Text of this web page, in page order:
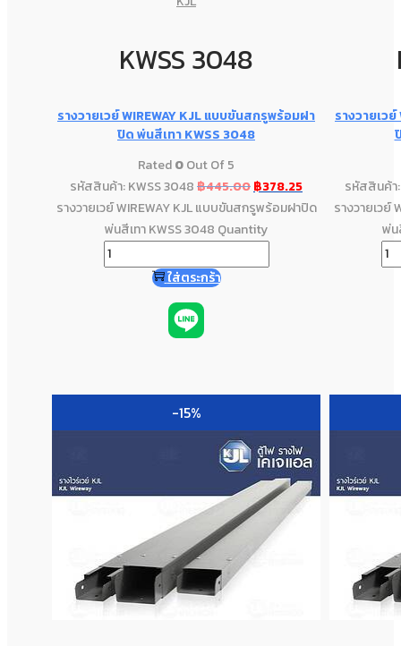
KWSS 3048
รางวายเวย์ WIREWAY KJL แบบขันสกรูพร้อมฝา
ปิด พ่นสีเทา KWSS 3048
Rated0Out Of 5
รหัสสินค้า: KWSS 3048฿445.00฿378.25
รางวายเวย์ WIREWAY KJL แบบขันสกรูพร้อมฝาปิด
พ่นสีเทา KWSS 3048 Quantity
ใส่ตระกร้า
รางวายเว
รหัสสินค้า
รางวายเวย์
พ่น
-15%